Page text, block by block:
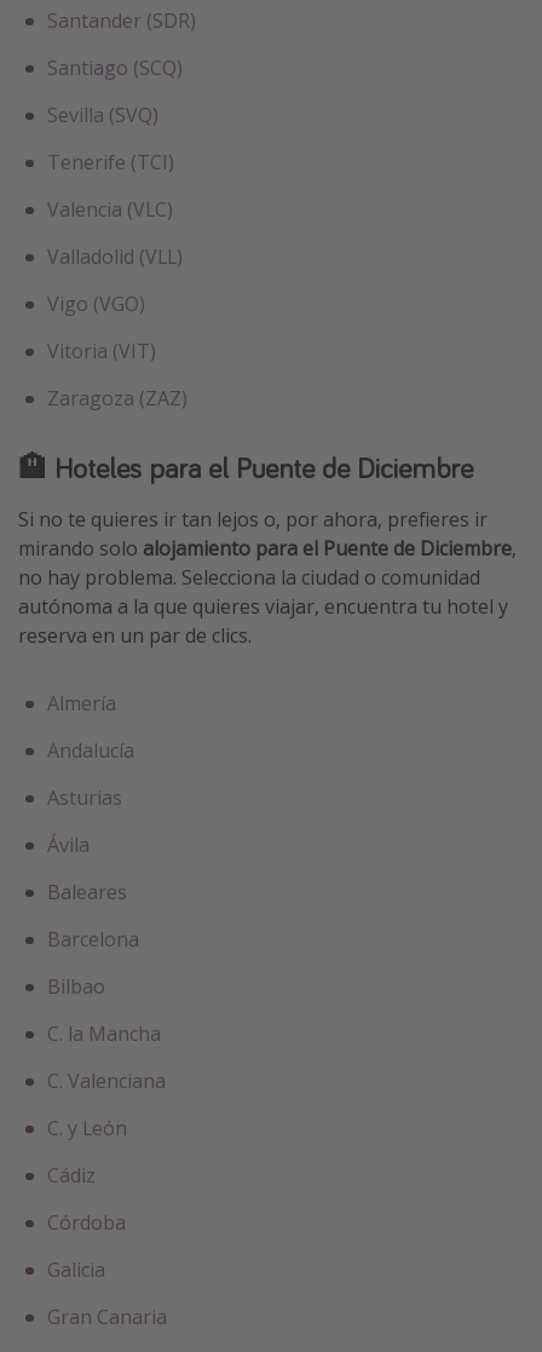
Santander (SDR)
Santiago (SCQ)
Sevilla (SVQ)
Tenerife (TCI)
Valencia (VLC)
Valladolid (VLL)
Vigo (VGO)
Vitoria (VIT)
Zaragoza (ZAZ)
🏨 Hoteles para el Puente de Diciembre
Si no te quieres ir tan lejos o, por ahora, prefieres ir
mirando solo alojamiento para el Puente de Diciembre,
no hay problema. Selecciona la ciudad o comunidad
autónoma a la que quieres viajar, encuentra tu hotel y
reserva en un par de clics.
Almería
Andalucía
Asturias
Ávila
Baleares
Barcelona
Bilbao
C. la Mancha
C. Valenciana
C. y León
Cádiz
Córdoba
Galicia
Gran Canaria